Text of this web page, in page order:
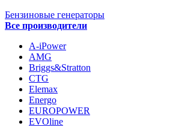
Бензиновые генераторы
Все производители
A-iPower
AMG
Briggs&Stratton
CTG
Elemax
Energo
EUROPOWER
EVOline